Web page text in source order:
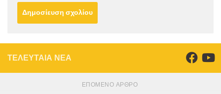
ΤΕΛΕΥΤΑΙΑ ΝΕΑ
ΕΠΌΜΕΝΟ ΆΡΘΡΟ